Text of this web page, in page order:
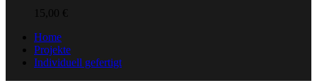
15,00 €
Home
Projekte
Individuell gefertigt